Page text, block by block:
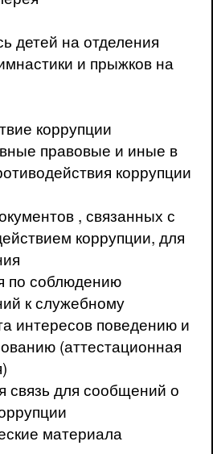
детей на отделения
и прыжков на
коррупции
правовые и иные в
коррупции
, связанных с
коррупции, для
по соблюдению
к служебному
интересов поведению и
(аттестационная
связь для сообщений о
материала